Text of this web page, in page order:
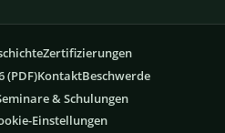
Zertifizierungen
(PDF)KontaktBeschwerde
& Schulungen
Einstellungen